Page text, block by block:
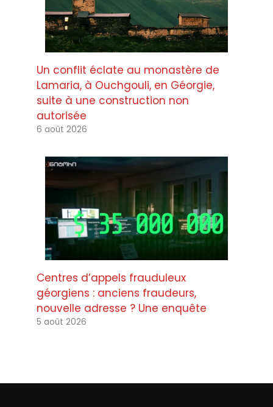
Un conflit éclate au monastère de
Lamaria, à Ouchgouli, en Géorgie,
suite à une construction non
autorisée
6 août 2026
Centres d’appels frauduleux
géorgiens : anciens fraudeurs,
nouvelle adresse ? Une enquête
5 août 2026